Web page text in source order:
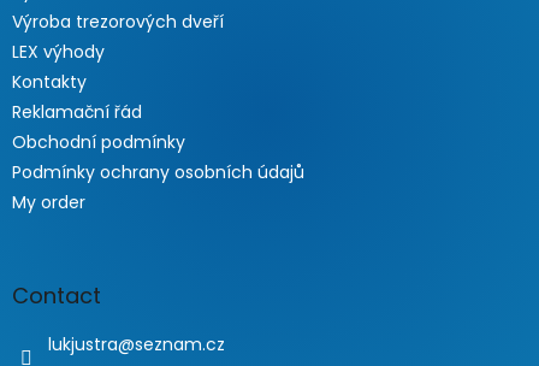
Výroba trezorových dveří
LEX výhody
Kontakty
Reklamační řád
Obchodní podmínky
Podmínky ochrany osobních údajů
My order
Contact
lukjustra@seznam.cz